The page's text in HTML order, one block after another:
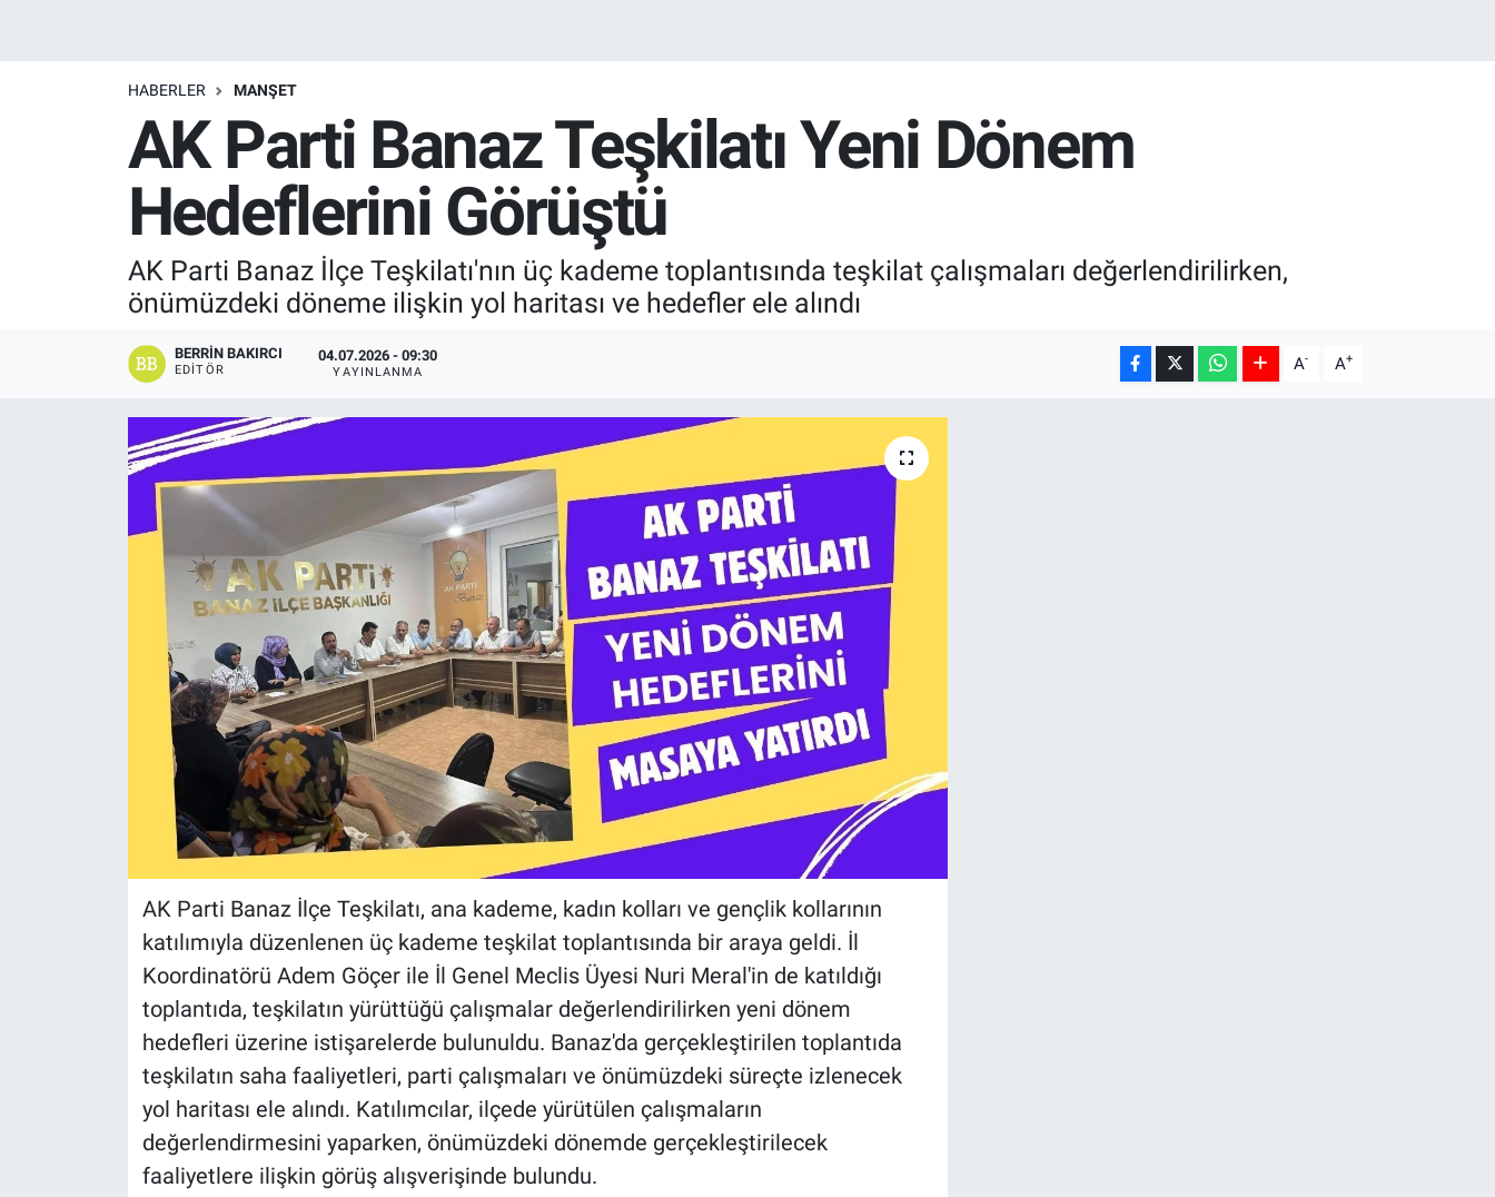
HABERLER MANŞET
AK Parti Banaz Teşkilatı Yeni Dönem
Hedeflerini Görüştü
AK Parti Banaz İlçe Teşkilatı'nın üç kademe toplantısında teşkilat çalışmaları değerlendirilirken,
önümüzdeki döneme ilişkin yol haritası ve hedefler ele alındı
BERRIN BAKIRCI
EDITÖR
04.07.2026 - 09:30
YAYINLANMA A- A+
AK Parti Banaz İlçe Teşkilatı, ana kademe, kadın kolları ve gençlik kollarının
katılımıyla düzenlenen üç kademe teşkilat toplantısında bir araya geldi. İl
Koordinatörü Adem Göçer ile İl Genel Meclis Üyesi Nuri Meral'in de katıldığı
toplantıda, teşkilatın yürüttüğü çalışmalar değerlendirilirken yeni dönem
hedefleri üzerine istişarelerde bulunuldu. Banaz'da gerçekleştirilen toplantıda
teşkilatın saha faaliyetleri, parti çalışmaları ve önümüzdeki süreçte izlenecek
yol haritası ele alındı. Katılımcılar, ilçede yürütülen çalışmaların
değerlendirmesini yaparken, önümüzdeki dönemde gerçekleştirilecek
faaliyetlere ilişkin görüş alışverişinde bulundu.
Resmi İlanlar
Son Dakika